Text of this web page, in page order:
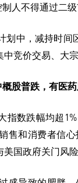
人不得通过二级
划中，减持时
竞价交易、大宗
股普跌，有医
指数跌幅均超
售和消费者信
国政府关门风险